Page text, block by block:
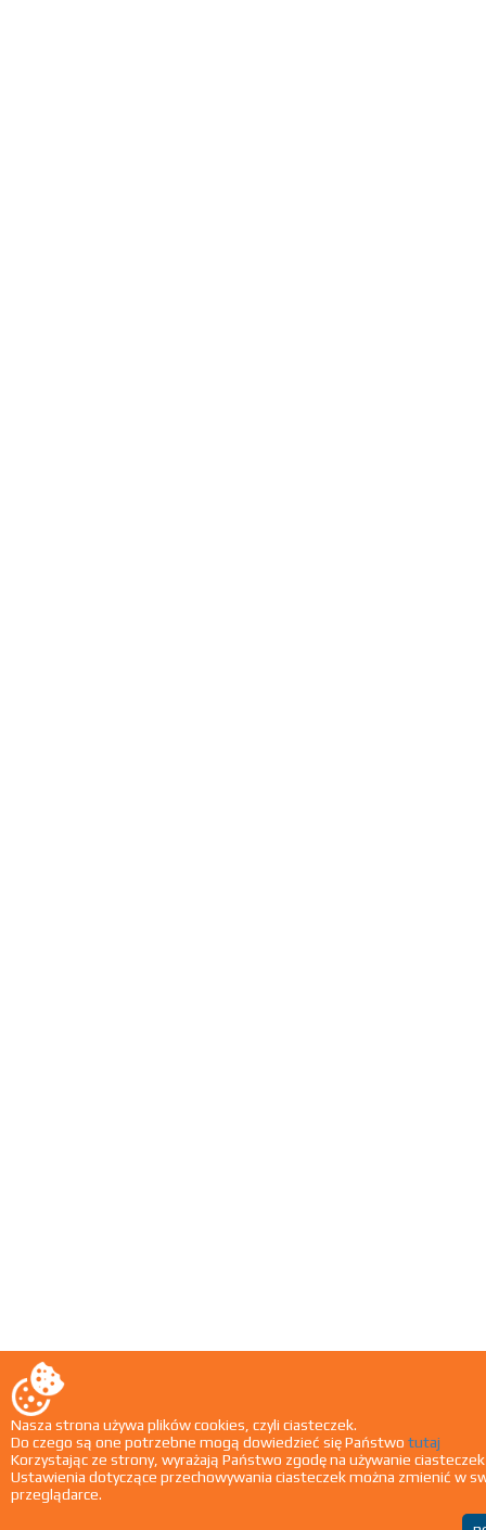
Nasza strona używa plików cookies, czyli ciasteczek.
Do czego są one potrzebne mogą dowiedzieć się Państwo tutaj
Korzystając ze strony, wyrażają Państwo zgodę na używanie
Ustawienia dotyczące przechowywania ciasteczek można zmienić w
przeglądarce.